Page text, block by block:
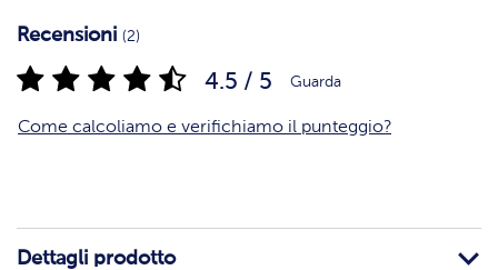
Recensioni (2)
4.5 / 5 Guarda
Come calcoliamo e verifichiamo il punteggio?
Dettagli prodotto